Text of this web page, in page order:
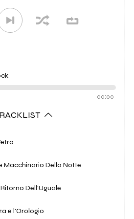
00:00
Macchinario Della Notte
Dell'Uguale
e l'Orologio